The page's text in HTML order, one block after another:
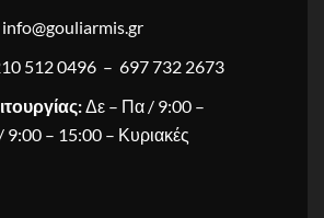
info@gouliarmis.gr
512 0496 – 697 732 2673
Δε – Πα / 9:00 –
9:00 – 15:00 – Κυριακές